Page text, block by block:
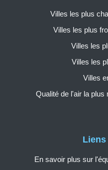
En savoir plus sur
Villes les plus
Villes les plus
Villes les
Villes les
Villes
Qualité de l'air la